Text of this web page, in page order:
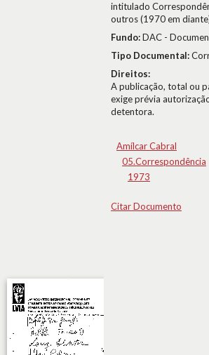
intitulado
outros (1970 em
Fundo:DAC -
Tipo Documental:
Direitos:
A publicação, total ou
exige prévia
detentora.
Amílcar Cabral
05.Correspondência
1973
Citar Documento